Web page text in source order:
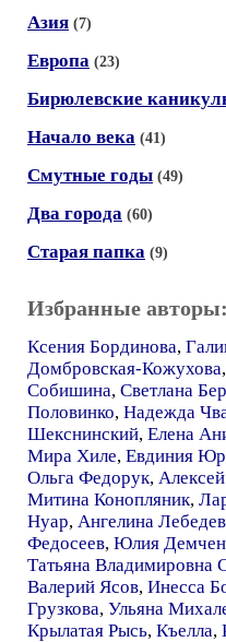
Азия (7)
Европа (23)
Бирюлевские
Начало века (41)
Смутные годы (49)
Два города (60)
Старая папка (9)
Избранные авторы:
Ксения Бординова,
Домбровская-Кожухова,
Собишина, Светлана
Половинко, Надежда
Шекснинский, Елена
Мира Хиле, Евдиния
Ольга Федорук,
Митина Конопляник,
Нуар, Ангелина
Федосеев, Юлия
Татьяна Владимировна
Валерий Ясов, Инесса
Грузкова, Ульяна
Крылатая Рысь, Къелла,